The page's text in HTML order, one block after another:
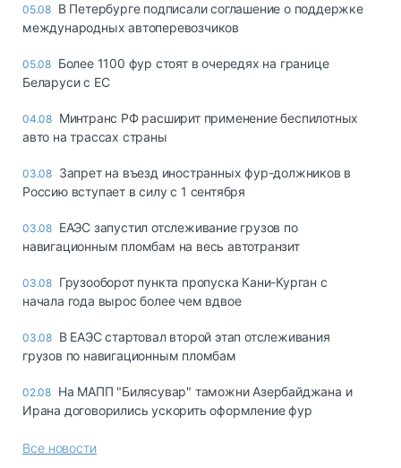
05.08 В Петербурге подписали соглашение о поддержке
международных автоперевозчиков
05.08 Более 1100 фур стоят в очередях на границе
Беларуси с ЕС
04.08 Минтранс РФ расширит применение беспилотных
авто на трассах страны
03.08 Запрет на въезд иностранных фур-должников в
Россию вступает в силу с 1 сентября
03.08 ЕАЭС запустил отслеживание грузов по
навигационным пломбам на весь автотранзит
03.08 Грузооборот пункта пропуска Кани-Курган с
начала года вырос более чем вдвое
03.08 В ЕАЭС стартовал второй этап отслеживания
грузов по навигационным пломбам
02.08 На МАПП "Билясувар" таможни Азербайджана и
Ирана договорились ускорить оформление фур
Все новости